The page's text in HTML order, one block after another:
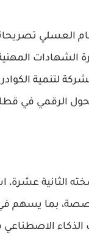
لتنمية
الرقمي في
الثانية
بما يسهم
الذكاء